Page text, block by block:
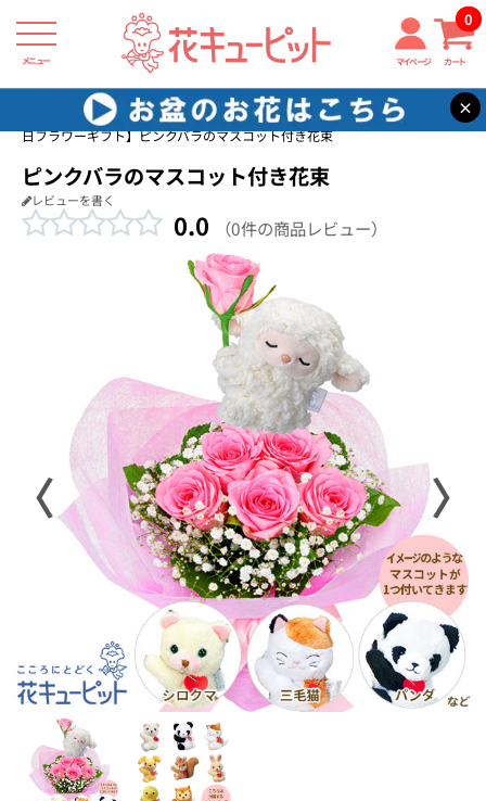
メニュー マイページ カート
0
×
花キューピット 恋人に贈る誕生日フラワーギフト
【恋人に贈る誕生
日フラワーギフト】ピンクバラのマスコット付き花束
ピンクバラのマスコット付き花束
レビューを書く
0.0 （0件の商品レビュー）
〈 〉